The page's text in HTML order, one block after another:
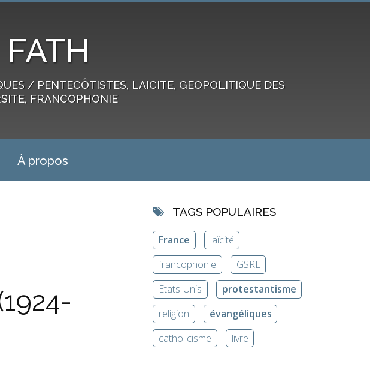
/ PENTECÔTISTES, LAICITE, GEOPOLITIQUE DES
FRANCOPHONIE
À propos
TAGS POPULAIRES
France
laïcité
francophonie
GSRL
Etats-Unis
protestantisme
religion
évangéliques
catholicisme
livre